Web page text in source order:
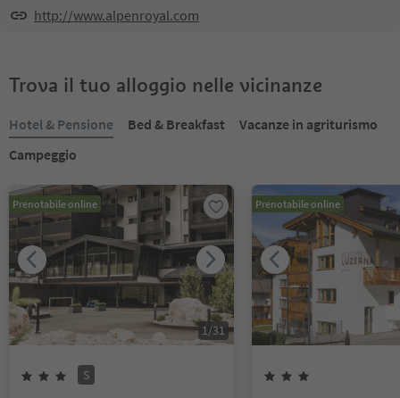
http://www.alpenroyal.com
Trova il tuo alloggio nelle vicinanze
Hotel & Pensione Bed & Breakfast
Vacanze in agriturismo
Campeggio
Prenotabile online
1/31
S
Prenotabile online